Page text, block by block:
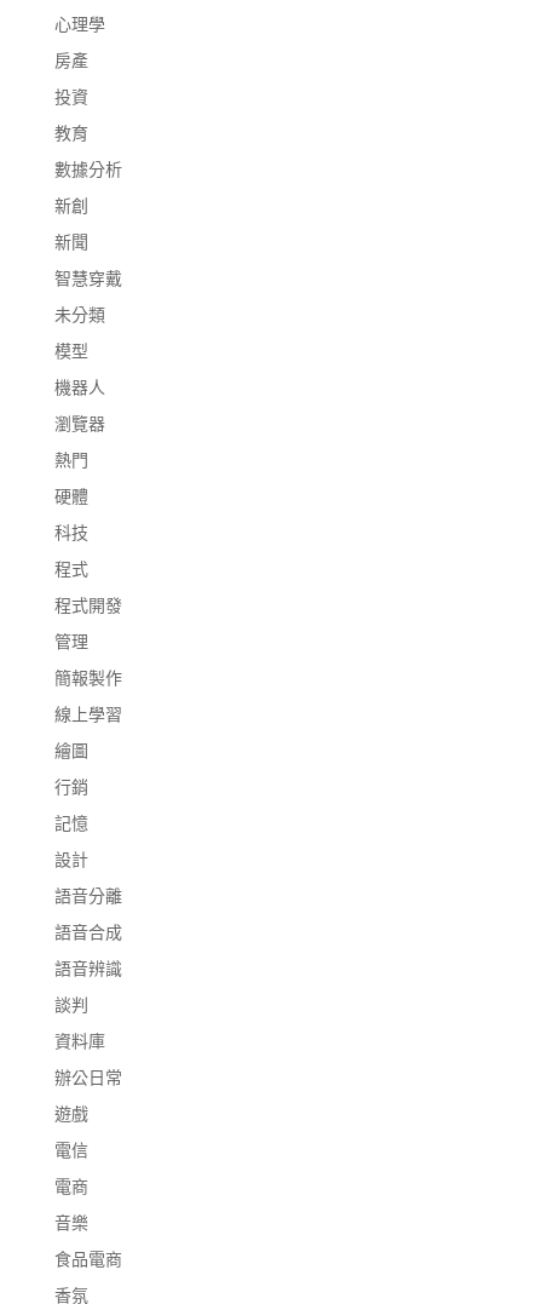
心理學
房產
投資
教育
數據分析
新創
新聞
智慧穿戴
未分類
模型
機器人
瀏覽器
熱門
硬體
科技
程式
程式開發
管理
簡報製作
線上學習
繪圖
行銷
記憶
設計
語音分離
語音合成
語音辨識
談判
資料庫
辦公日常
遊戲
電信
電商
音樂
食品電商
香氛